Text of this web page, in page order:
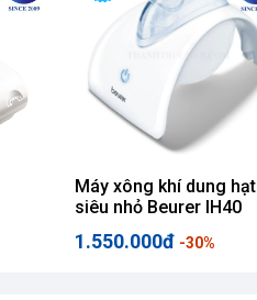
Máy xông khí dung hạt
siêu nhỏ Beurer IH40
1.550.000đ -30%